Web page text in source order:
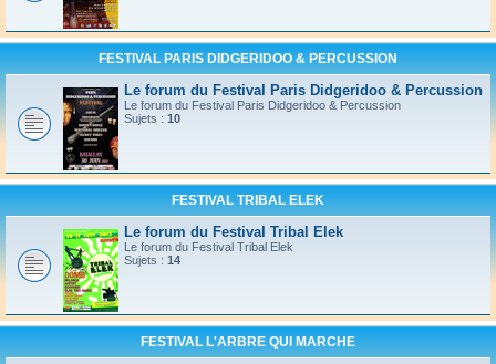
FESTIVAL PARIS DIDGERIDOO & PERCUSSION
Le forum du Festival Paris Didgeridoo & Percussion
Le forum du Festival Paris Didgeridoo & Percussion
Sujets : 10
FESTIVAL TRIBAL ELEK
Le forum du Festival Tribal Elek
Le forum du Festival Tribal Elek
Sujets : 14
FESTIVAL L'ARBRE QUI MARCHE